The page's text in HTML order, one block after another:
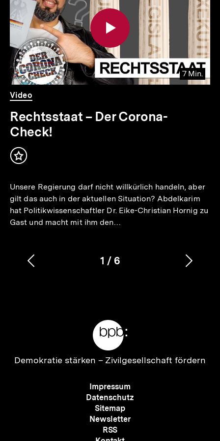
Inhalte
7 Min.
Video
Dauer
7
Min.
Video
Rechtsstaat – Der Corona-
Check!
Inhalt
Unsere Regierung darf nicht willkürlich handeln, aber
gilt das auch in der aktuellen Situation? Abdelkarim
hat Politikwissenschaftler Dr. Eike-Christian Hornig zu
Gast und macht mit ihm den…
Karussellinhalt
1
von
/ 6
Vorherigen
Zur
Demokratie stärken – Zivilgesellschaft fördern
Meta-
Navigation
Impressum
Datenschutz
Sitemap
Newsletter
RSS